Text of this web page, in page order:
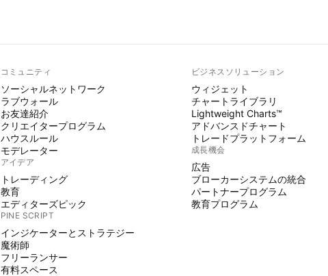
コミュニティ
ソーシャルネットワーク
ラブウォール
お友達紹介
クリエイタープログラム
ハウスルール
モデレーター
アイデア
トレーディング
教育
エディターズピック
PINE SCRIPT
インジケーターとストラテジー
魔術師
フリーランサー
有料スペース
ビジネスソリューション
ウィジェット
チャートライブラリ
Lightweight Charts™
アドバンスドチャート
トレードプラットフォーム
成長機会
広告
ブローカーシステムの統合
パートナープログラム
教育プログラム